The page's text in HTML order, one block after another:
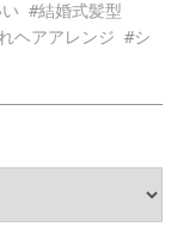
#結婚式髪型
ヘアアレンジ #シ